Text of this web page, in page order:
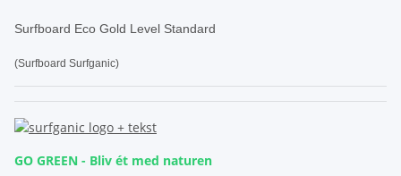
Surfboard Eco Gold Level Standard
(Surfboard Surfganic)
GO GREEN - Bliv ét med naturen